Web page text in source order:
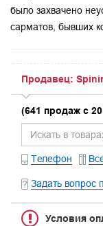
было захвачено
сарматов, бывших
Продавец:
(641 продаж с
Телефон
Задать вопрос
Условия